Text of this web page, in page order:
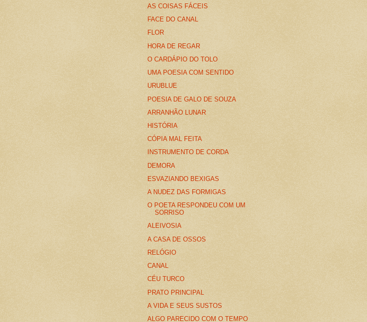
AS COISAS FÁCEIS
FACE DO CANAL
FLOR
HORA DE REGAR
O CARDÁPIO DO TOLO
UMA POESIA COM SENTIDO
URUBLUE
POESIA DE GALO DE SOUZA
ARRANHÃO LUNAR
HISTÓRIA
CÓPIA MAL FEITA
INSTRUMENTO DE CORDA
DEMORA
ESVAZIANDO BEXIGAS
A NUDEZ DAS FORMIGAS
O POETA RESPONDEU COM UM
SORRISO
ALEIVOSIA
A CASA DE OSSOS
RELÓGIO
CANAL
CÉU TURCO
PRATO PRINCIPAL
A VIDA E SEUS SUSTOS
ALGO PARECIDO COM O TEMPO